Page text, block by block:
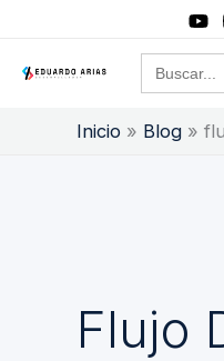
contenido
Buscar:
Inicio Blog
Flujo